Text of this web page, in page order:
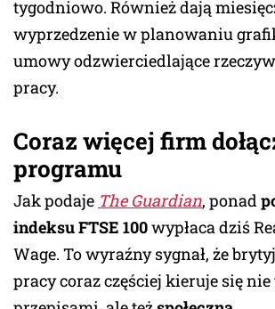
tygodniowo. Również dają
wyprzedzenie w planowaniu
umowy odzwierciedlające
pracy.
Coraz więcej firm
programu
Jak podaje The Guardian, ponad
indeksu FTSE 100wypłaca dziś
Wage. To wyraźny sygnał, że
pracy coraz częściej kieruje się